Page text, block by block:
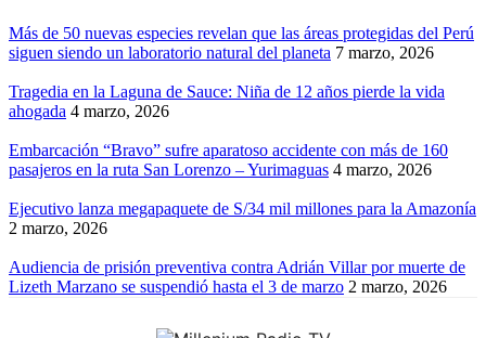
Más de 50 nuevas especies revelan que las áreas protegidas del Perú
siguen siendo un laboratorio natural del planeta 7 marzo, 2026
Tragedia en la Laguna de Sauce: Niña de 12 años pierde la vida
ahogada 4 marzo, 2026
Embarcación “Bravo” sufre aparatoso accidente con más de 160
pasajeros en la ruta San Lorenzo – Yurimaguas 4 marzo, 2026
Ejecutivo lanza megapaquete de S/34 mil millones para la Amazonía
2 marzo, 2026
Audiencia de prisión preventiva contra Adrián Villar por muerte de
Lizeth Marzano se suspendió hasta el 3 de marzo 2 marzo, 2026